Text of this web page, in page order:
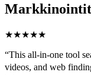
★★★★★
“This all-in-one tool
videos, and web